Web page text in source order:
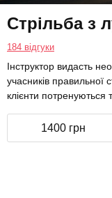
Стрільба з
184 відгуки
Інструктор видасть
учасників правильної
клієнти потренуються
1400 грн